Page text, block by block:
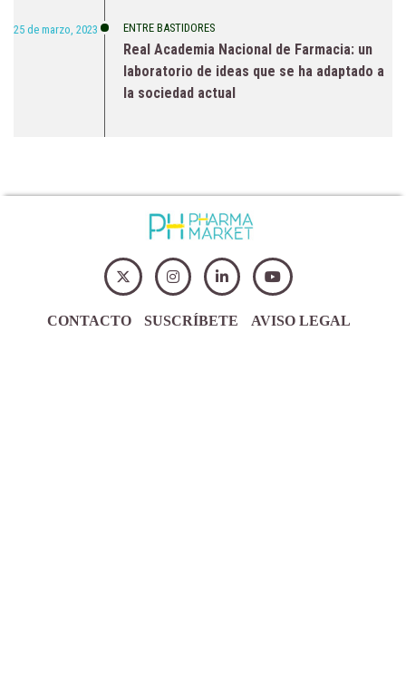
25 de marzo, 2023 ENTRE BASTIDORES
Real Academia Nacional de Farmacia: un
laboratorio de ideas que se ha adaptado a
la sociedad actual
CONTACTO SUSCRÍBETE AVISO LEGAL